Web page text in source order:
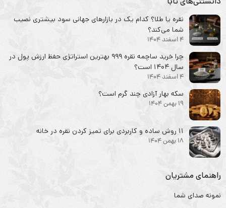
نقره یا طلا؟ کدام یک در بازارهای جهانی سود بیشتری نصیب
شما می‌کند؟
4 اسفند 1404
چرا خرید ساچمه نقره ۹۹۹ بهترین استراتژی حفظ ارزش پول در
سال ۱۴۰۴ است؟
4 اسفند 1404
سکه‌ بهار آزادی چند گرم است؟
19 بهمن 1404
۱۱ روش ساده و کاربردی برای تمیز کردن نقره در خانه
18 بهمن 1404
راهنمای مشتریان
نمونه صدای شما